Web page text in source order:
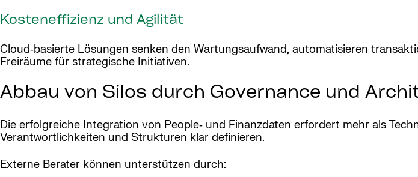
Kosteneffizienz und Agilität
Cloud‑basierte Lösungen senken den Wartungsaufwand, automatisieren
Freiräume für strategische Initiativen.
Abbau von Silos durch Governance und
Die erfolgreiche Integration von People‑ und Finanzdaten erfordert mehr als
Verantwortlichkeiten und Strukturen klar definieren.
Externe Berater können unterstützen durch: